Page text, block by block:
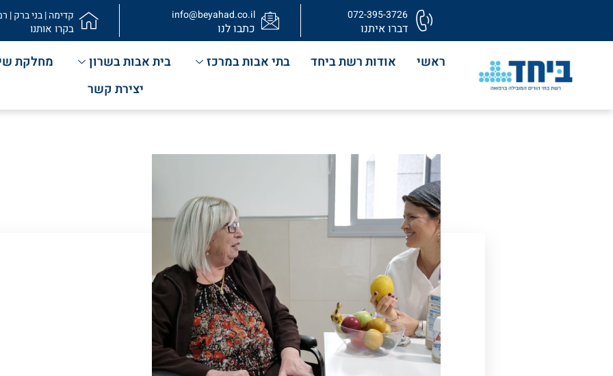
072-395-3726
דברו איתנו
info@beyahad.co.il
כתבו לנו
קדימה | בני ברק |
בקרו אותנו
ראשי אודות רשת ביחד בתי אבות במרכז בית אבות בשרון
מחלקת
יצירת קשר